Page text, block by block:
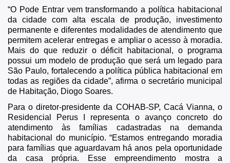
“O Pode Entrar vem transformando a política habitacional
da cidade com alta escala de produção, investimento
permanente e diferentes modalidades de atendimento que
permitem acelerar entregas e ampliar o acesso à moradia.
Mais do que reduzir o déficit habitacional, o programa
possui um modelo de produção que será um legado para
São Paulo, fortalecendo a política pública habitacional em
todas as regiões da cidade”, afirma o secretário municipal
de Habitação, Diogo Soares.
Para o diretor-presidente da COHAB-SP, Cacá Vianna, o
Residencial Perus I representa o avanço concreto do
atendimento às famílias cadastradas na demanda
habitacional do município. “Estamos entregando moradia
para famílias que aguardavam há anos pela oportunidade
da casa própria. Esse empreendimento mostra a